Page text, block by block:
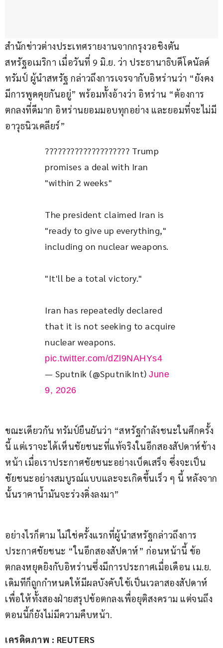
สำนักข่าวต่างประเทศรายงานจากกรุงวอชิงตัน
สหรัฐอเมริกา เมื่อวันที่ 9 มิ.ย. ว่า ประธานาธิบดีโดนัลด์
ทรัมป์ ผู้นำสหรัฐ กล่าวถึงการเจรจากับอิหร่านว่า “ยังคง
มีการพูดคุยกันอยู่” พร้อมทั้งอ้างว่า อิหร่าน “ต้องการ
ตกลงที่ดีมาก อิหร่านยอมมอบทุกอย่าง และยอมที่จะไม่มี
อาวุธนิวเคลียร์”
???????????????????? Trump
promises a deal with Iran
"within 2 weeks"
The president claimed Iran is
"ready to give up everything,"
including on nuclear weapons.
"It'll be a total victory."
Iran has repeatedly declared
that it is not seeking to acquire
nuclear weapons.
pic.twitter.com/dZl9NAHYs4
— Sputnik (@SputnikInt) June
9, 2026
ขณะเดียวกัน ทรัมป์ยืนยันว่า “สหรัฐกำลังชนะในศึกครั้ง
นี้ แต่เราจะได้เห็นชัยชนะที่แท้จริงในอีกสองสัปดาห์ข้าง
หน้า เมื่อเราประกาศชัยชนะอย่างเบ็ดเสร็จ ซึ่งจะเป็น
ชัยชนะอย่างสมบูรณ์แบบและจะเกิดขึ้นเร็ว ๆ นี้ หลังจาก
นั้นราคาน้ำมันจะร่วงดิ่งลงมา”
อย่างไรก็ตาม ไม่ใช่ครั้งแรกที่ผู้นำสหรัฐกล่าวถึงการ
ประกาศชัยชนะ “ในอีกสองสัปดาห์” ก่อนหน้านี้ ข้อ
ตกลงหยุดยิงกับอิหร่านซึ่งมีการประกาศเมื่อเดือน เม.ย.
เดิมทีก็ถูกกำหนดให้มีผลบังคับใช้เป็นเวลาสองสัปดาห์
เพื่อให้ทั้งสองฝ่ายสรุปข้อตกลงเพื่อยุติสงคราม แต่จนถึง
ตอนนี้ก็ยังไม่มีความคืบหน้า.
เครดิตภาพ : REUTERS